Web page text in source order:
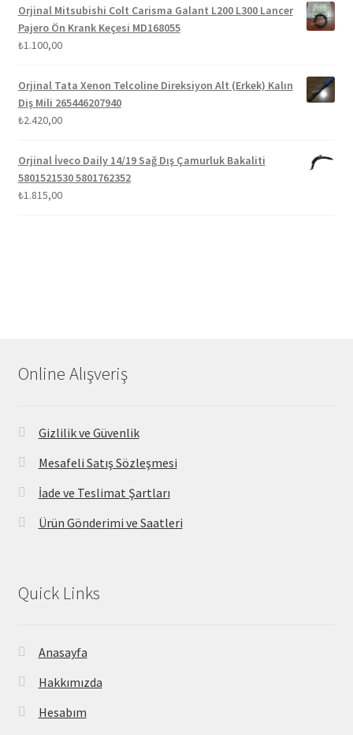
Orjinal Mitsubishi Colt Carisma Galant L200 L300 Lancer
Pajero Ön Krank Keçesi MD168055
₺1.100,00
Orjinal Tata Xenon Telcoline Direksiyon Alt (Erkek) Kalın
Diş Mili 265446207940
₺2.420,00
Orjinal İveco Daily 14/19 Sağ Dış Çamurluk Bakaliti
5801521530 5801762352
₺1.815,00
Online Alışveriş
Gizlilik ve Güvenlik
Mesafeli Satış Sözleşmesi
İade ve Teslimat Şartları
Ürün Gönderimi ve Saatleri
Quick Links
Anasayfa
Hakkımızda
Hesabım